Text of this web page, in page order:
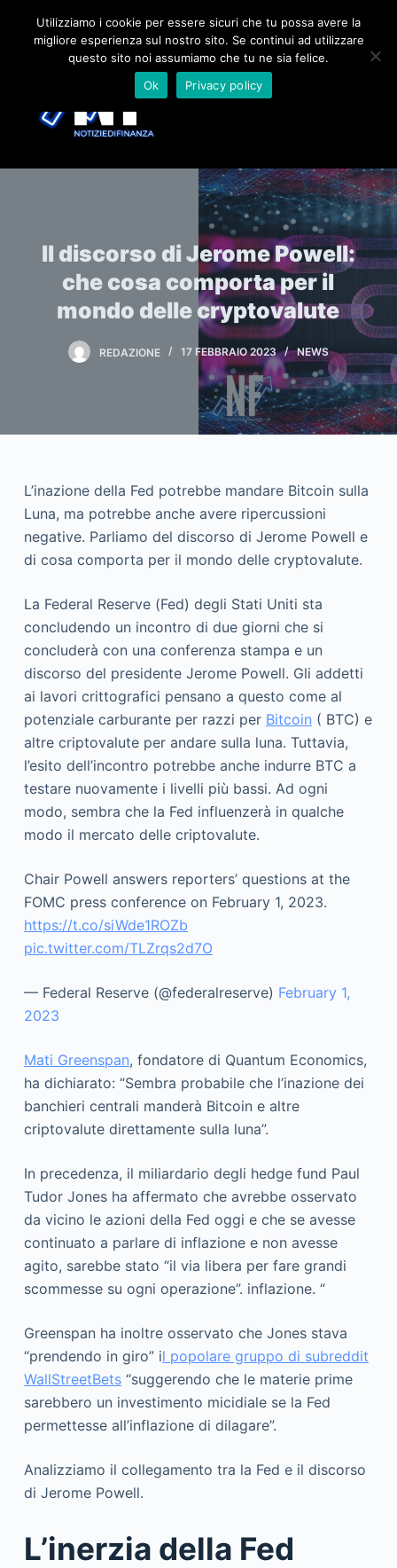
Il discorso di Jerome Powell:
che cosa comporta per il
mondo delle cryptovalute
REDAZIONE 17 FEBBRAIO 2023 NEWS
L’inazione della Fed potrebbe mandare Bitcoin sulla
Luna, ma potrebbe anche avere ripercussioni
negative. Parliamo del discorso di Jerome Powell e
di cosa comporta per il mondo delle cryptovalute.
La Federal Reserve (Fed) degli Stati Uniti sta
concludendo un incontro di due giorni che si
concluderà con una conferenza stampa e un
discorso del presidente Jerome Powell. Gli addetti
ai lavori crittografici pensano a questo come al
potenziale carburante per razzi per Bitcoin ( BTC) e
altre criptovalute per andare sulla luna. Tuttavia,
l’esito dell’incontro potrebbe anche indurre BTC a
testare nuovamente i livelli più bassi. Ad ogni
modo, sembra che la Fed influenzerà in qualche
modo il mercato delle criptovalute.
Chair Powell answers reporters’ questions at the
FOMC press conference on February 1, 2023.
https://t.co/siWde1ROZb
pic.twitter.com/TLZrqs2d7O
— Federal Reserve (@federalreserve) February 1,
2023
Mati Greenspan, fondatore di Quantum Economics,
ha dichiarato: “Sembra probabile che l’inazione dei
banchieri centrali manderà Bitcoin e altre
criptovalute direttamente sulla luna”.
In precedenza, il miliardario degli hedge fund Paul
Tudor Jones ha affermato che avrebbe osservato
da vicino le azioni della Fed oggi e che se avesse
continuato a parlare di inflazione e non avesse
agito, sarebbe stato “il via libera per fare grandi
scommesse su ogni operazione”. inflazione. “
Greenspan ha inoltre osservato che Jones stava
“prendendo in giro” il popolare gruppo di subreddit
WallStreetBets“suggerendo che le materie prime
sarebbero un investimento micidiale se la Fed
permettesse all’inflazione di dilagare”.
Analizziamo il collegamento tra la Fed e il discorso
di Jerome Powell.
L’inerzia della Fed
Utilizziamo i cookie per essere sicuri che tu possa avere la
migliore esperienza sul nostro sito. Se continui ad utilizzare
questo sito noi assumiamo che tu ne sia felice.
Ok
Privacy policy